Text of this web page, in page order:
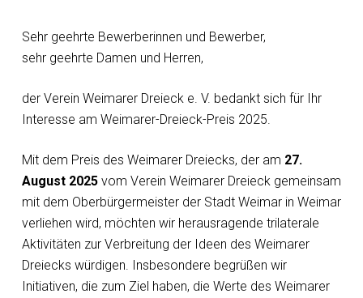
Sehr geehrte Bewerberinnen und Bewerber,
sehr geehrte Damen und Herren,
der Verein Weimarer Dreieck e. V. bedankt sich für Ihr
Interesse am Weimarer-Dreieck-Preis 2025.
Mit dem Preis des Weimarer Dreiecks, der am 27.
August 2025vom Verein Weimarer Dreieck gemeinsam
mit dem Oberbürgermeister der Stadt Weimar in Weimar
verliehen wird, möchten wir herausragende trilaterale
Aktivitäten zur Verbreitung der Ideen des Weimarer
Dreiecks würdigen. Insbesondere begrüßen wir
Initiativen, die zum Ziel haben, die Werte des Weimarer